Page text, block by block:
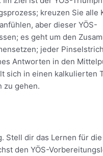
kreuzen Sie alle
aber dieser YÖS-
es geht um den
jeder
Antworten in den
sich in einen kalkulierten
zu gehen.
dir das Lernen für die
den YÖS-